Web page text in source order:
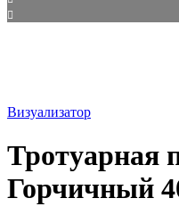
Визуализатор
Тротуарная
Горчичный